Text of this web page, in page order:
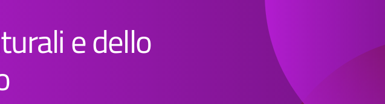
e dello